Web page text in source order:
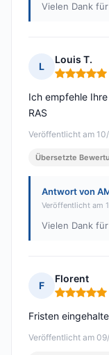
Vielen Dank
L
Louis T.
Hinweis: 5
Veröffentlicht am
Ich empfehle
RAS
Übersetzte
Antwort von
Veröffentlicht am
Vielen Dank
F
Florent
Hinweis: 5
Veröffentlicht am
Fristen